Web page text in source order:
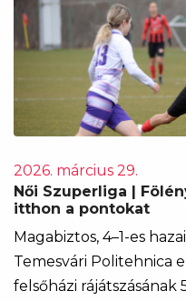
2026. március 29.
Női Szuperliga |
itthon a pontokat
Magabiztos, 4–1-es
Temesvári Politehnica
felsőházi